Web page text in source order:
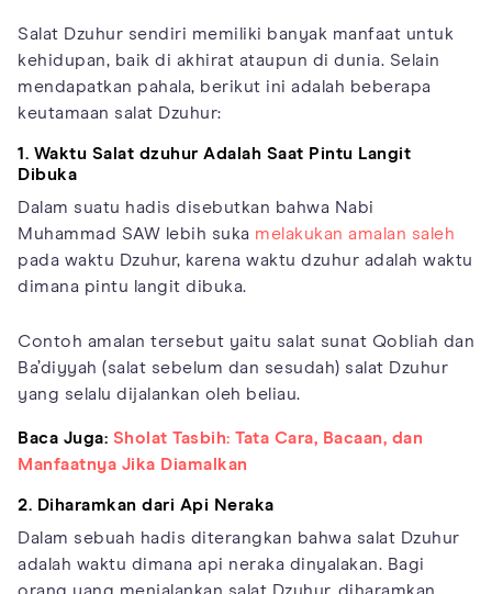
Salat Dzuhur sendiri memiliki banyak manfaat untuk
kehidupan, baik di akhirat ataupun di dunia. Selain
mendapatkan pahala, berikut ini adalah beberapa
keutamaan salat Dzuhur:
1. Waktu Salat dzuhur Adalah Saat Pintu Langit
Dibuka
Dalam suatu hadis disebutkan bahwa Nabi
Muhammad SAW lebih suka melakukan amalan saleh
pada waktu Dzuhur, karena waktu dzuhur adalah waktu
dimana pintu langit dibuka.
Contoh amalan tersebut yaitu salat sunat Qobliah dan
Ba’diyyah (salat sebelum dan sesudah) salat Dzuhur
yang selalu dijalankan oleh beliau.
Baca Juga: Sholat Tasbih: Tata Cara, Bacaan, dan
Manfaatnya Jika Diamalkan
2. Diharamkan dari Api Neraka
Dalam sebuah hadis diterangkan bahwa salat Dzuhur
adalah waktu dimana api neraka dinyalakan. Bagi